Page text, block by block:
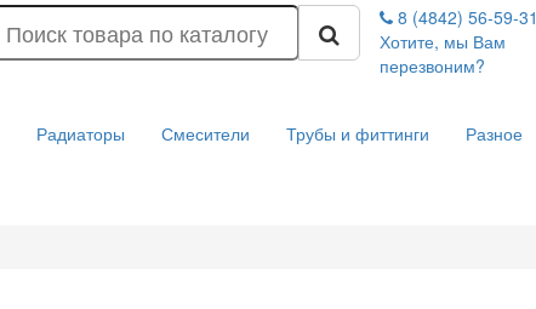
8 (4842) 56-59-31
Хотите, мы Вам
перезвоним?
Радиаторы Смесители Трубы и фиттинги Разное